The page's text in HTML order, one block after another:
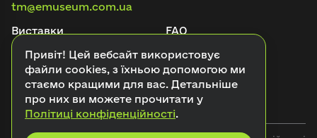
tm@emuseum.com.ua
Виставки
FAQ
Аудіогіди
Онлайн-квести
Про проєкт
Блог
Контакти
Привіт! Цей вебсайт використовує
файли cookies, з їхньою допомогою ми
стаємо кращими для вас. Детальніше
про них ви можете прочитати у
Політиці конфіденційності.